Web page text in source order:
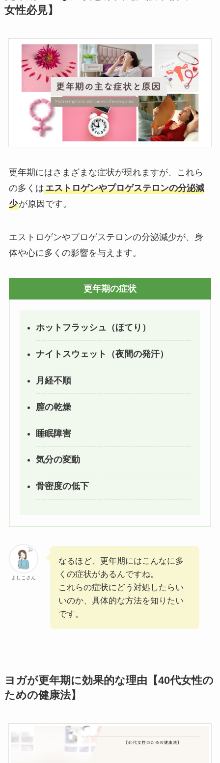
女性必見】
更年期にはさまざまな症状が現れますが、これら
の多くはエストロゲンやプロゲステロンの分泌減
少が原因です。
エストロゲンやプロゲステロンの分泌減少が、身
体や心に多くの影響を与えます。
更年期の症状
ホットフラッシュ（ほてり）
ナイトスウェット（夜間の発汗）
月経不順
膣の乾燥
睡眠障害
気分の変動
骨密度の低下
よしこさん
なるほど、更年期にはこんなに多
くの症状があるんですね。
これらの症状にどう対処したらい
いのか、具体的な方法を知りたい
です。
ヨガが更年期に効果的な理由【40代女性の
ための健康法】